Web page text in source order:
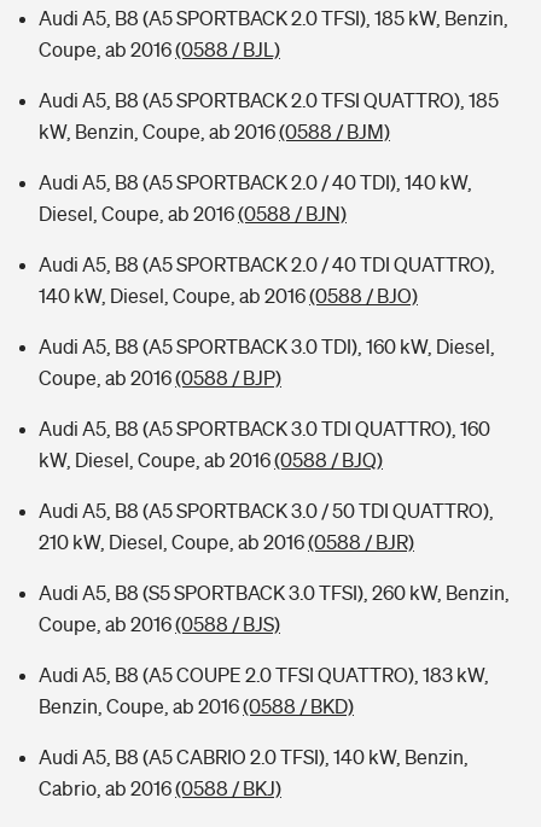
Audi A5, B8 (A5 SPORTBACK 2.0 TFSI), 185 kW, Benzin,
Coupe, ab 2016(0588 / BJL)
Audi A5, B8 (A5 SPORTBACK 2.0 TFSI QUATTRO), 185
kW, Benzin, Coupe, ab 2016(0588 / BJM)
Audi A5, B8 (A5 SPORTBACK 2.0 / 40 TDI), 140 kW,
Diesel, Coupe, ab 2016(0588 / BJN)
Audi A5, B8 (A5 SPORTBACK 2.0 / 40 TDI QUATTRO),
140 kW, Diesel, Coupe, ab 2016(0588 / BJO)
Audi A5, B8 (A5 SPORTBACK 3.0 TDI), 160 kW, Diesel,
Coupe, ab 2016(0588 / BJP)
Audi A5, B8 (A5 SPORTBACK 3.0 TDI QUATTRO), 160
kW, Diesel, Coupe, ab 2016(0588 / BJQ)
Audi A5, B8 (A5 SPORTBACK 3.0 / 50 TDI QUATTRO),
210 kW, Diesel, Coupe, ab 2016(0588 / BJR)
Audi A5, B8 (S5 SPORTBACK 3.0 TFSI), 260 kW, Benzin,
Coupe, ab 2016(0588 / BJS)
Audi A5, B8 (A5 COUPE 2.0 TFSI QUATTRO), 183 kW,
Benzin, Coupe, ab 2016(0588 / BKD)
Audi A5, B8 (A5 CABRIO 2.0 TFSI), 140 kW, Benzin,
Cabrio, ab 2016(0588 / BKJ)